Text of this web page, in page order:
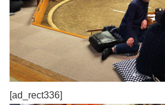
[ad_rect336]